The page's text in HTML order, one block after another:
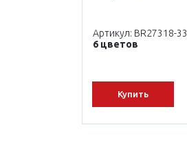
Артикул: BR27318-33
6 цветов
Купить